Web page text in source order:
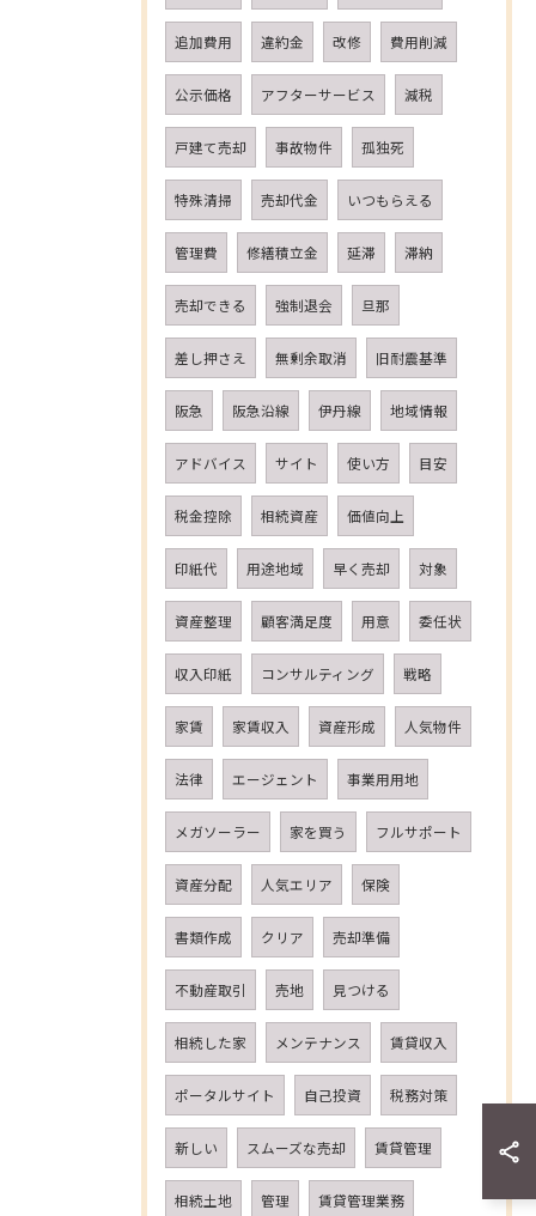
追加費用 違約金 改修 費用削減
公示価格 アフターサービス 減税
戸建て売却 事故物件 孤独死
特殊清掃 売却代金 いつもらえる
管理費 修繕積立金 延滞 滞納
売却できる 強制退会 旦那
差し押さえ 無剰余取消 旧耐震基準
阪急 阪急沿線 伊丹線 地域情報
アドバイス サイト 使い方 目安
税金控除 相続資産 価値向上
印紙代 用途地域 早く売却 対象
資産整理 顧客満足度 用意 委任状
収入印紙 コンサルティング 戦略
家賃 家賃収入 資産形成 人気物件
法律 エージェント 事業用用地
メガソーラー 家を買う フルサポート
資産分配 人気エリア 保険
書類作成 クリア 売却準備
不動産取引 売地 見つける
相続した家 メンテナンス 賃貸収入
ポータルサイト 自己投資 税務対策
新しい スムーズな売却 賃貸管理
相続土地 管理 賃貸管理業務